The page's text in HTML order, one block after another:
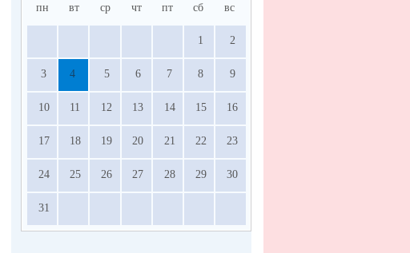
пн вт ср чт пт сб вс
1 2
3 4 5 6 7 8 9
10 11 12 13 14 15 16
17 18 19 20 21 22 23
24 25 26 27 28 29 30
31